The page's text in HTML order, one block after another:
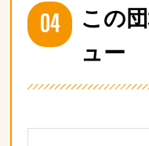
04
この
ュー